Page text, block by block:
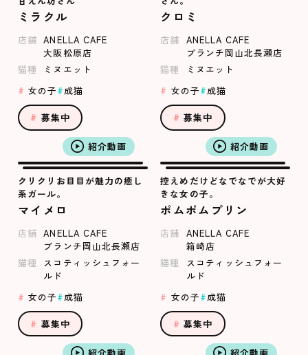
ミラクル
店舗 ANELLA CAFE
大阪松原店
猫種
ミヌエット
女の子
成猫
募集中
クロミ
店舗 ANELLA CAFE
ブランチ岡山北長瀬店
猫種
ミヌエット
女の子
成猫
募集中
紹介動画
クリクリお目目が魅力の癒し
系ガール。
マイメロ
店舗 ANELLA CAFE
ブランチ岡山北長瀬店
猫種
スコティッシュフォー
ルド
女の子
成猫
募集中
紹介動画
控えめだけどなでなでが大好
きな女の子。
ポムポムプリン
店舗 ANELLA CAFE
箱崎店
猫種
スコティッシュフォー
ルド
女の子
成猫
募集中